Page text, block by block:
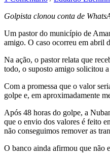
Golpista clonou conta de
Um pastor do município de
amigo. O caso ocorreu em abril
Na ação, o pastor relata que
todo, o suposto amigo solicitou
Com a promessa que o valor
golpe e, em aproximadamente
Após 48 horas do golpe, a
que o envio dos valores é feito
não conseguimos remover as
O banco ainda afirmou que não